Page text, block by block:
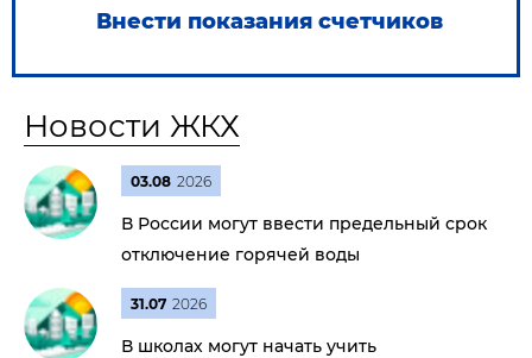
Внести показания счетчиков
Новости ЖКХ
03.08 2026
В России могут ввести предельный срок
отключение горячей воды
31.07 2026
В школах могут начать учить